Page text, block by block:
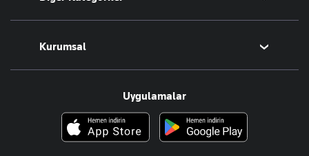
Magazin
Teknoloji
Resmî Ilanlar
Foto Haber
Kurumsal
Hakkımızda
Künye
Uygulamalar